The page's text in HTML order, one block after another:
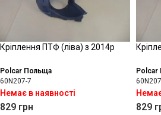
Кріплення ПТФ (ліва) з 2014р
Polcar Польща
60N207-7
Немає в наявності
829 грн 829